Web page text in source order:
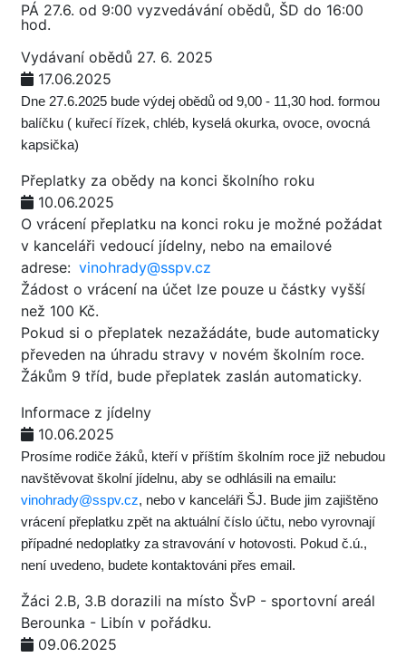
PÁ 27.6. od 9:00 vyzvedávání obědů, ŠD do 16:00
hod.
Vydávaní obědů 27. 6. 2025
17.06.2025
Dne 27.6.2025 bude výdej obědů od 9,00 - 11,30 hod. formou
balíčku ( kuřecí řízek, chléb, kyselá okurka, ovoce, ovocná
kapsička)
Přeplatky za obědy na konci školního roku
10.06.2025
O vrácení přeplatku na konci roku je možné požádat
v kanceláři vedoucí jídelny, nebo na emailové
adrese: vinohrady@sspv.cz
Žádost o vrácení na účet lze pouze u částky vyšší
než 100 Kč.
Pokud si o přeplatek nezažádáte, bude automaticky
převeden na úhradu stravy v novém školním roce.
Žákům 9 tříd, bude přeplatek zaslán automaticky.
Informace z jídelny
10.06.2025
Prosíme rodiče žáků, kteří v příštím školním roce již nebudou
navštěvovat školní jídelnu, aby se odhlásili na emailu:
vinohrady@sspv.cz, nebo v kanceláři ŠJ. Bude jim zajištěno
vrácení přeplatku zpět na aktuální číslo účtu, nebo vyrovnají
případné nedoplatky za stravování v hotovosti. Pokud č.ú.,
není uvedeno, budete kontaktováni přes email.
Žáci 2.B, 3.B dorazili na místo ŠvP - sportovní areál
Berounka - Libín v pořádku.
09.06.2025